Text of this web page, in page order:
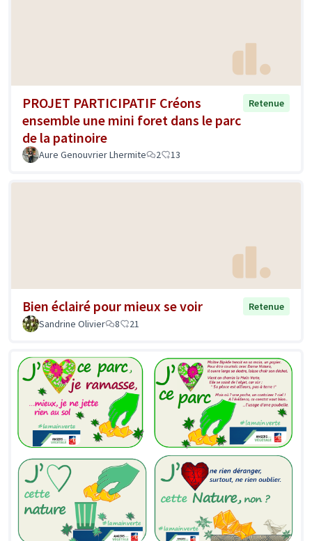
PROJET PARTICIPATIF Créons
ensemble une mini foret dans le parc
de la patinoire
Retenue
Aure Genouvrier Lhermite 2 13
Bien éclairé pour mieux se voir
Retenue
Sandrine Olivier
8 21